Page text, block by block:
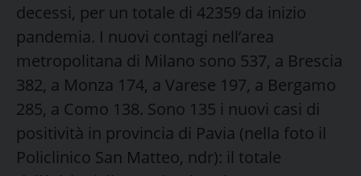
decessi, per un totale di 42359 da inizio
pandemia. I nuovi contagi nell’area
metropolitana di Milano sono 537, a Brescia
382, a Monza 174, a Varese 197, a Bergamo
285, a Como 138. Sono 135 i nuovi casi di
positività in provincia di Pavia (nella foto il
Policlinico San Matteo, ndr): il totale